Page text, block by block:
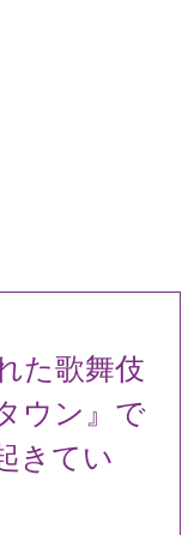
た歌舞伎
ウン』で
きてい